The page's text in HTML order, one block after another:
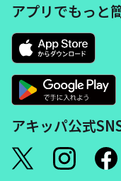
アプリでもっと
アキッパ公式